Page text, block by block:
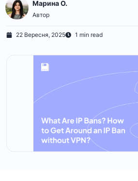
Марина O.
Автор
22 Вересня, 2025 1 min read